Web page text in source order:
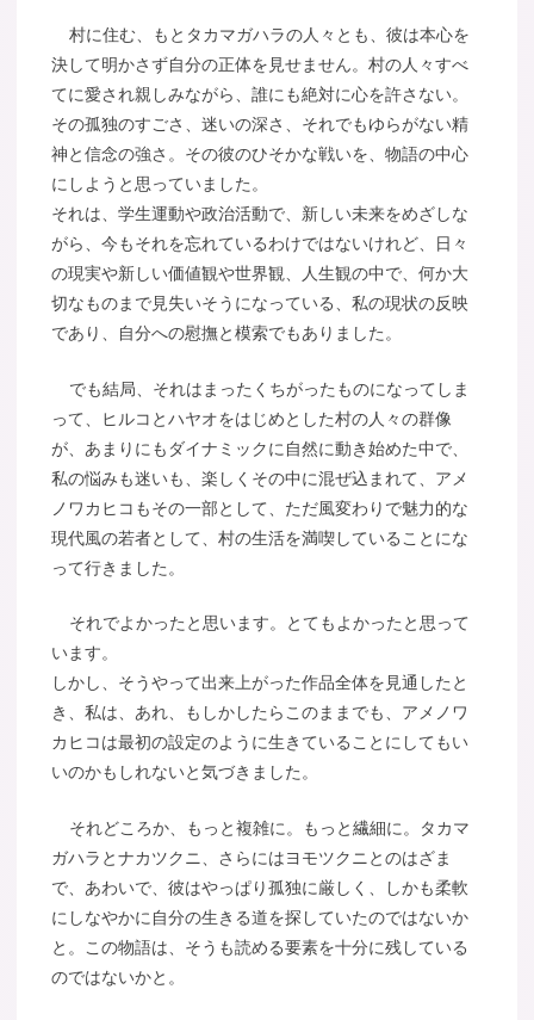
村に住む、もとタカマガハラの人々とも、彼は本心を
決して明かさず自分の正体を見せません。村の人々すべ
てに愛され親しみながら、誰にも絶対に心を許さない。
その孤独のすごさ、迷いの深さ、それでもゆらがない精
神と信念の強さ。その彼のひそかな戦いを、物語の中心
にしようと思っていました。
それは、学生運動や政治活動で、新しい未来をめざしな
がら、今もそれを忘れているわけではないけれど、日々
の現実や新しい価値観や世界観、人生観の中で、何か大
切なものまで見失いそうになっている、私の現状の反映
であり、自分への慰撫と模索でもありました。
でも結局、それはまったくちがったものになってしま
って、ヒルコとハヤオをはじめとした村の人々の群像
が、あまりにもダイナミックに自然に動き始めた中で、
私の悩みも迷いも、楽しくその中に混ぜ込まれて、アメ
ノワカヒコもその一部として、ただ風変わりで魅力的な
現代風の若者として、村の生活を満喫していることにな
って行きました。
それでよかったと思います。とてもよかったと思って
います。
しかし、そうやって出来上がった作品全体を見通したと
き、私は、あれ、もしかしたらこのままでも、アメノワ
カヒコは最初の設定のように生きていることにしてもい
いのかもしれないと気づきました。
それどころか、もっと複雑に。もっと繊細に。タカマ
ガハラとナカツクニ、さらにはヨモツクニとのはざま
で、あわいで、彼はやっぱり孤独に厳しく、しかも柔軟
にしなやかに自分の生きる道を探していたのではないか
と。この物語は、そうも読める要素を十分に残している
のではないかと。